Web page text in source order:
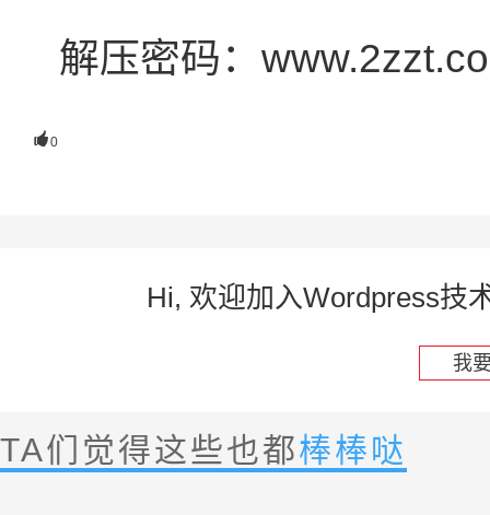
解压密码：
0
Hi, 欢迎加入Wordpress技
我
TA们觉得这些也都棒棒哒